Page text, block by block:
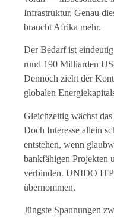
Infrastruktur. Genau
braucht Afrika mehr.
Der Bedarf ist
rund 190 Milliarden
Dennoch zieht der
globalen
Gleichzeitig wächst
Doch Interesse allein
entstehen, wenn
bankfähigen Projekten
verbinden. UNIDO
übernommen.
Jüngste Spannungen